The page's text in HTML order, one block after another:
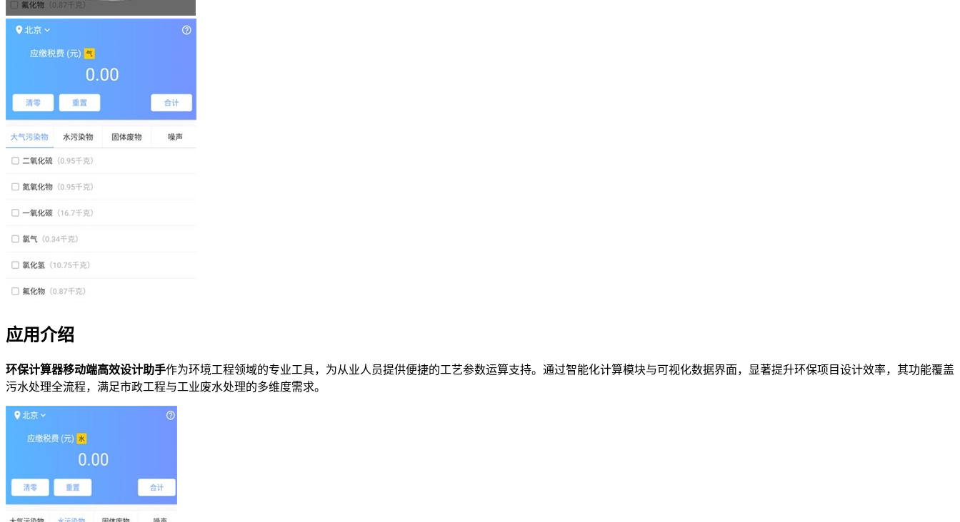
应用介绍
环保计算器移动端高效设计助手作为环境工程领域的专业工具，为从业人员提供便捷的工艺参数运算支持。通过智能化计算模块与可视化数据界面，显著提升环保项目设计效率，其功能覆盖
污水处理全流程，满足市政工程与工业废水处理的多维度需求。